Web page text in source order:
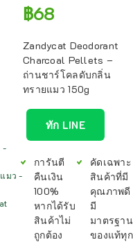
-
มว -
฿68
Zandycat Deodorant
Charcoal Pellets –
ถ่านชาร์โคลดับกลิ่น
ทรายแมว 150g
ทัก LINE
การันตี
คืนเงิน
100%
หากได้รับ
สินค้าไม่
ถูกต้อง
คัดเฉพาะ
สินค้าที่มี
คุณภาพดี
มี
มาตรฐาน
ของแท้ทุก